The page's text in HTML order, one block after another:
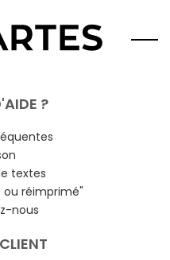
?
textes
réimprimé"
nous